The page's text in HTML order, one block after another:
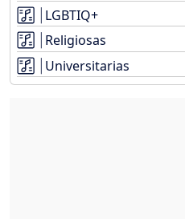
LGBTIQ+
Religiosas
Universitarias